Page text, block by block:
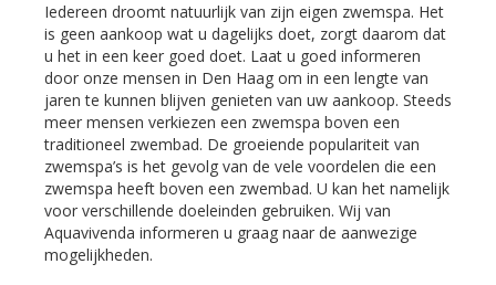
Iedereen droomt natuurlijk van zijn eigen zwemspa. Het
is geen aankoop wat u dagelijks doet, zorgt daarom dat
u het in een keer goed doet. Laat u goed informeren
door onze mensen in Den Haag om in een lengte van
jaren te kunnen blijven genieten van uw aankoop. Steeds
meer mensen verkiezen een zwemspa boven een
traditioneel zwembad. De groeiende populariteit van
zwemspa’s is het gevolg van de vele voordelen die een
zwemspa heeft boven een zwembad. U kan het namelijk
voor verschillende doeleinden gebruiken. Wij van
Aquavivenda informeren u graag naar de aanwezige
mogelijkheden.